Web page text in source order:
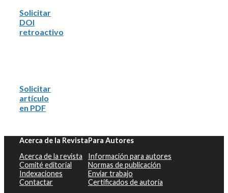
Solicitar
DOI
retroactivo
Solicitar
artículo
en PDF
Acerca de la Revista
Acerca de la revista
Comité editorial
Indexaciones
Contactar
Para Autores
Información para autores
Normas de publicación
Enviar trabajo
Certificados de autoría